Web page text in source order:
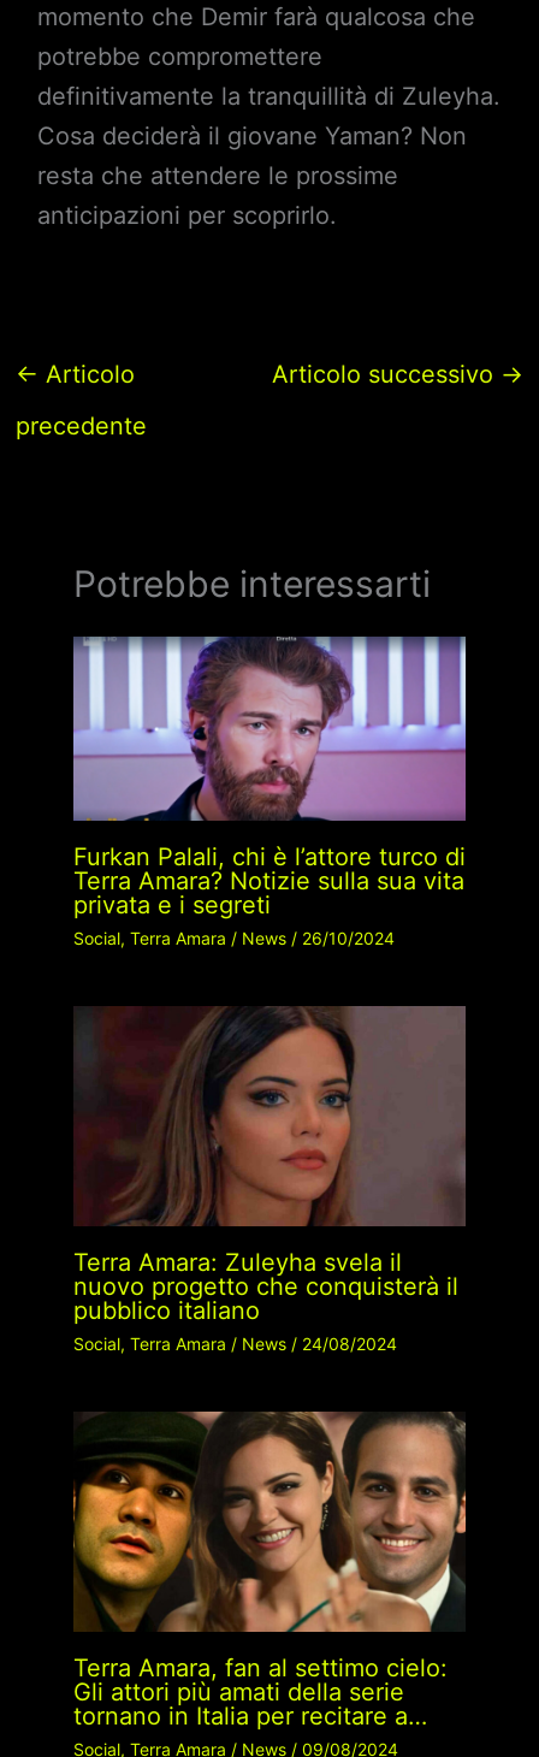
momento che Demir farà qualcosa che
potrebbe compromettere
definitivamente la tranquillità di Zuleyha.
Cosa deciderà il giovane Yaman? Non
resta che attendere le prossime
anticipazioni per scoprirlo.
← Articolo
precedente
Articolo successivo →
Potrebbe interessarti
Furkan Palali, chi è l’attore turco di
Terra Amara? Notizie sulla sua vita
privata e i segreti
Social, Terra Amara / News/ 26/10/2024
Terra Amara: Zuleyha svela il
nuovo progetto che conquisterà il
pubblico italiano
Social, Terra Amara / News/ 24/08/2024
Terra Amara, fan al settimo cielo:
Gli attori più amati della serie
tornano in Italia per recitare a…
Social, Terra Amara / News/ 09/08/2024